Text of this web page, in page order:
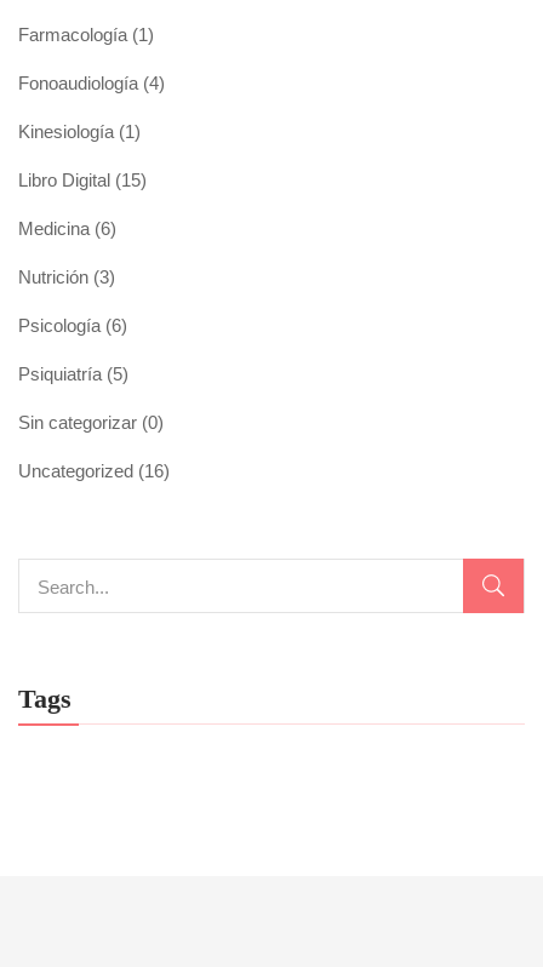
Farmacología (1)
Fonoaudiología (4)
Kinesiología (1)
Libro Digital (15)
Medicina (6)
Nutrición (3)
Psicología (6)
Psiquiatría (5)
Sin categorizar (0)
Uncategorized (16)
Tags